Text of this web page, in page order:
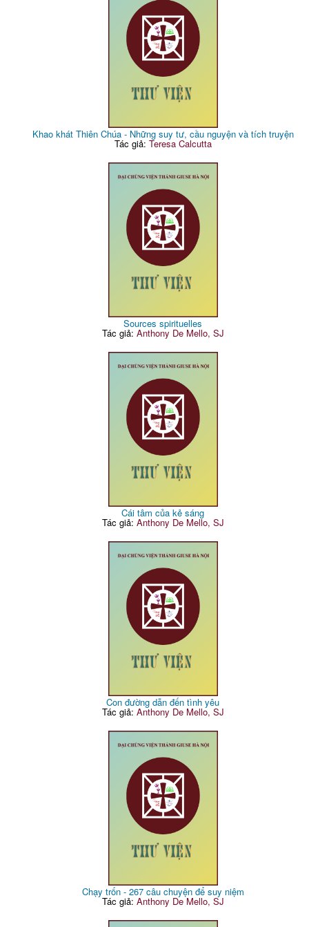
Khao khát Thiên Chúa - Những suy tư, cầu nguyện và tích truyện
Tác giả: Teresa Calcutta
Sources spirituelles
Tác giả: Anthony De Mello, SJ
Cái tâm của kẻ sáng
Tác giả: Anthony De Mello, SJ
Con đường dẫn đến tình yêu
Tác giả: Anthony De Mello, SJ
Chạy trốn - 267 câu chuyện để suy niệm
Tác giả: Anthony De Mello, SJ